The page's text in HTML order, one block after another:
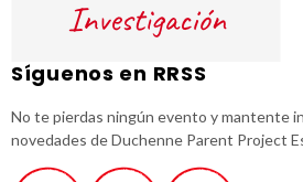
Síguenos en RRSS
No te pierdas ningún evento y mantente
novedades de Duchenne Parent Project